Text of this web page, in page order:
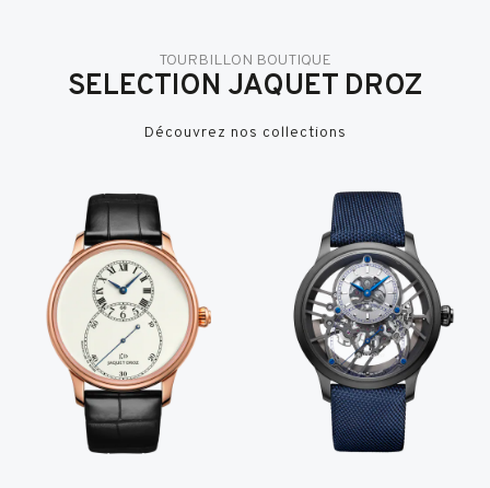
TOURBILLON BOUTIQUE
SELECTION JAQUET DROZ
Découvrez nos collections